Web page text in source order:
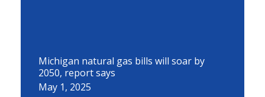
Michigan natural gas bills will soar by
2050, report says
May 1, 2025